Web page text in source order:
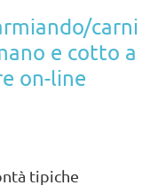
carni
e cotto a
on-line
tipiche